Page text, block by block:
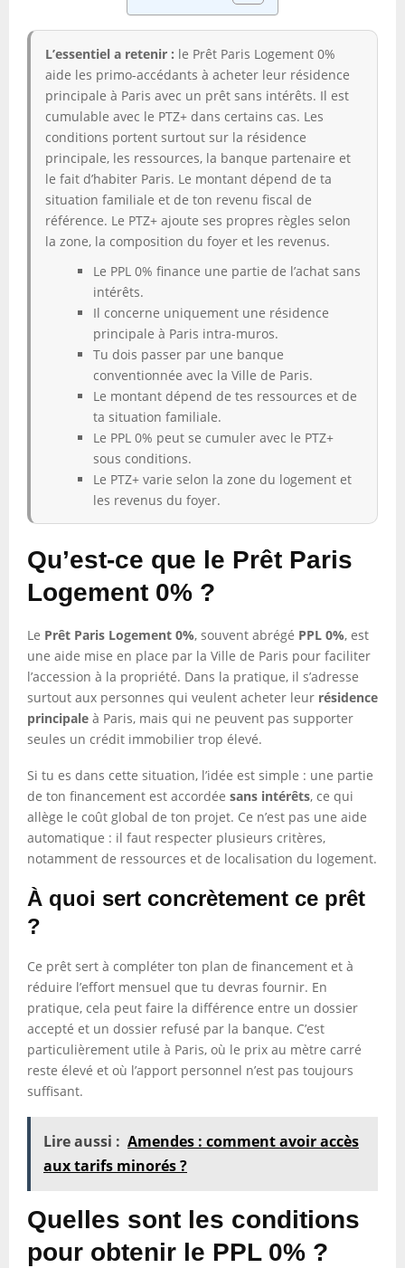
L’essentiel a retenir : le Prêt Paris Logement 0%
aide les primo-accédants à acheter leur résidence
principale à Paris avec un prêt sans intérêts. Il est
cumulable avec le PTZ+ dans certains cas. Les
conditions portent surtout sur la résidence
principale, les ressources, la banque partenaire et
le fait d’habiter Paris. Le montant dépend de ta
situation familiale et de ton revenu fiscal de
référence. Le PTZ+ ajoute ses propres règles selon
la zone, la composition du foyer et les revenus.
Le PPL 0% finance une partie de l’achat sans
intérêts.
Il concerne uniquement une résidence
principale à Paris intra-muros.
Tu dois passer par une banque
conventionnée avec la Ville de Paris.
Le montant dépend de tes ressources et de
ta situation familiale.
Le PPL 0% peut se cumuler avec le PTZ+
sous conditions.
Le PTZ+ varie selon la zone du logement et
les revenus du foyer.
Qu’est-ce que le Prêt Paris
Logement 0% ?
Le Prêt Paris Logement 0%, souvent abrégé PPL 0%, est
une aide mise en place par la Ville de Paris pour faciliter
l’accession à la propriété. Dans la pratique, il s’adresse
surtout aux personnes qui veulent acheter leur résidence
principale à Paris, mais qui ne peuvent pas supporter
seules un crédit immobilier trop élevé.
Si tu es dans cette situation, l’idée est simple : une partie
de ton financement est accordée sans intérêts, ce qui
allège le coût global de ton projet. Ce n’est pas une aide
automatique : il faut respecter plusieurs critères,
notamment de ressources et de localisation du logement.
À quoi sert concrètement ce prêt
?
Ce prêt sert à compléter ton plan de financement et à
réduire l’effort mensuel que tu devras fournir. En
pratique, cela peut faire la différence entre un dossier
accepté et un dossier refusé par la banque. C’est
particulièrement utile à Paris, où le prix au mètre carré
reste élevé et où l’apport personnel n’est pas toujours
suffisant.
Lire aussi : Amendes : comment avoir accès
aux tarifs minorés ?
Quelles sont les conditions
pour obtenir le PPL 0% ?